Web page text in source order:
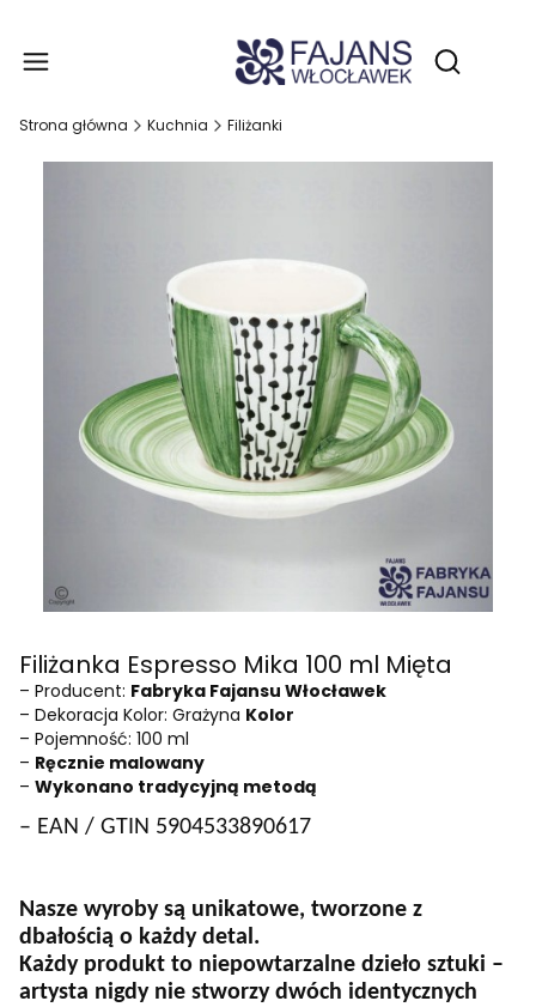
Otwórz
Strona główna Kuchnia Filiżanki
Filiżanka Espresso Mika 100 ml Mięta
– Producent: Fabryka Fajansu Włocławek
– Dekoracja Kolor: Grażyna Kolor
– Pojemność: 100 ml
– Ręcznie malowany
– Wykonano tradycyjną metodą
– EAN / GTIN 5904533890617
Nasze wyroby są unikatowe, tworzone z
dbałością o każdy detal.
Każdy produkt to niepowtarzalne dzieło sztuki –
artysta nigdy nie stworzy dwóch identycznych